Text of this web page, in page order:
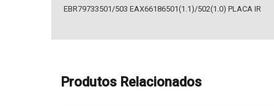
EBR79733501/503 EAX66186501(1.1)/502(1.0) PLACA IR
Produtos Relacionados